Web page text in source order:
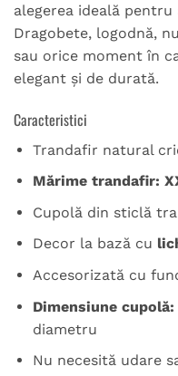
alegerea ideală pentru
Dragobete, logodnă,
sau orice moment în
elegant și de durată.
Caracteristici
Trandafir natural
Mărime trandafir:
Cupolă din sticlă
Decor la bază cu
Accesorizată cu
Dimensiune cupolă:
diametru
Nu necesită udare